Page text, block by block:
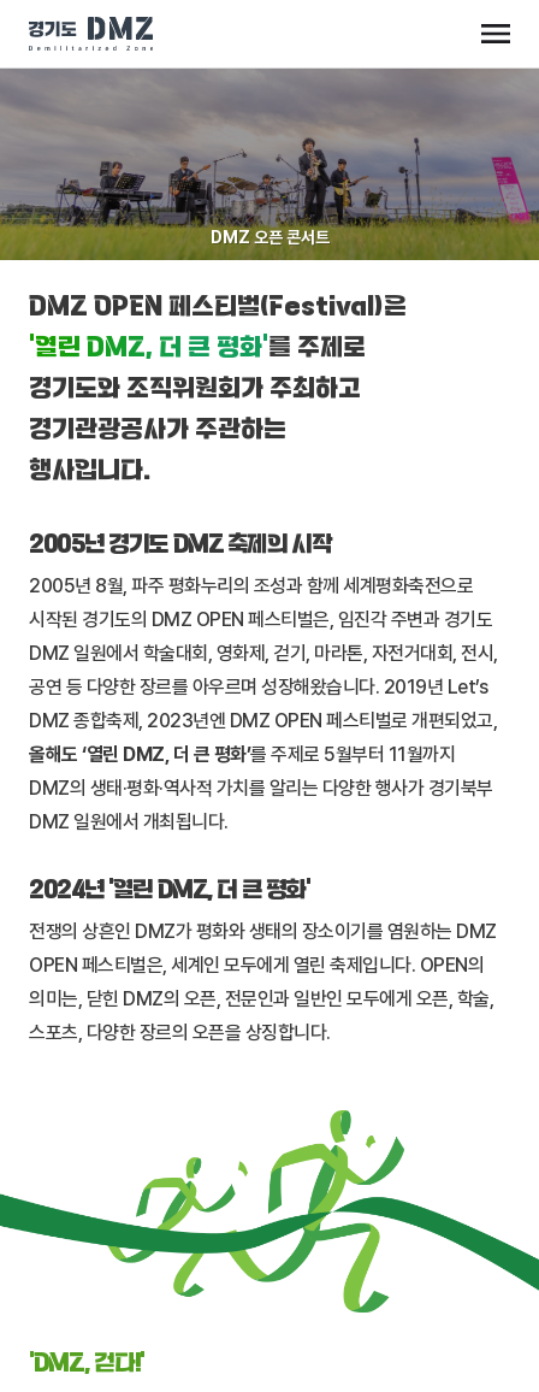
DMZ 오픈 콘서트
DMZ OPEN 페스티벌(Festival)은
‘열린 DMZ, 더 큰 평화’ 를 주제로
경기도와 조직위원회가 주최하고
경기관광공사가 주관하는
행사입니다.
2005년 경기도 DMZ 축제의 시작
2005년 8월, 파주 평화누리의 조성과 함께 세계평화축전으로
시작된 경기도의 DMZ OPEN 페스티벌은, 임진각 주변과 경기도
DMZ 일원에서 학술대회, 영화제, 걷기, 마라톤, 자전거대회, 전시,
공연 등 다양한 장르를 아우르며 성장해왔습니다. 2019년 Let’s
DMZ 종합축제, 2023년엔 DMZ OPEN 페스티벌로 개편되었고,
올해도 ‘열린 DMZ, 더 큰 평화’를 주제로 5월부터 11월까지
DMZ의 생태·평화·역사적 가치를 알리는 다양한 행사가 경기북부
DMZ 일원에서 개최됩니다.
2024년 ‘열린 DMZ, 더 큰 평화’
전쟁의 상흔인 DMZ가 평화와 생태의 장소이기를 염원하는 DMZ
OPEN 페스티벌은, 세계인 모두에게 열린 축제입니다. OPEN의
의미는, 닫힌 DMZ의 오픈, 전문인과 일반인 모두에게 오픈, 학술,
스포츠, 다양한 장르의 오픈을 상징합니다.
‘DMZ, 걷다!’